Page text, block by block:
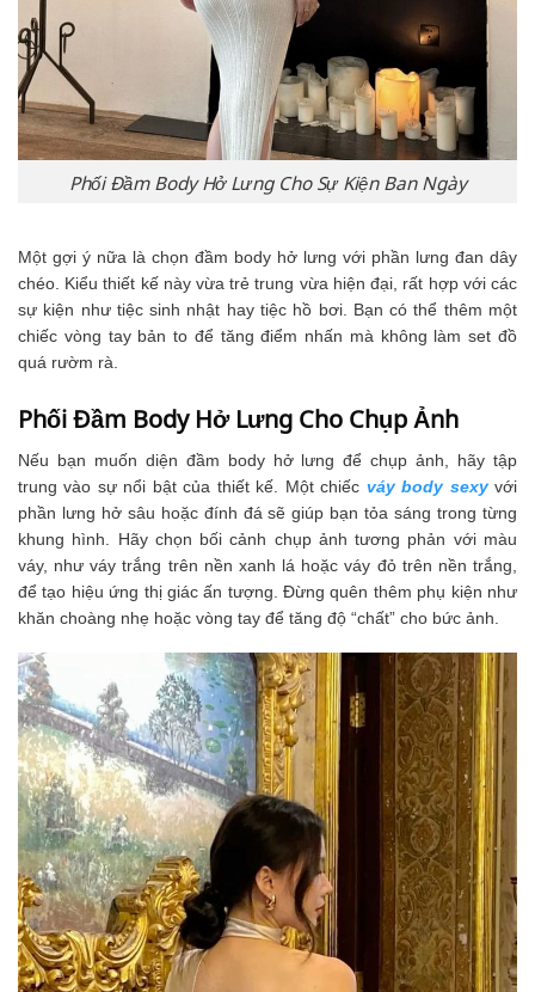
Phối Đầm Body Hở Lưng Cho Sự Kiện Ban Ngày
Một gợi ý nữa là chọn đầm body hở lưng với phần lưng đan dây
chéo. Kiểu thiết kế này vừa trẻ trung vừa hiện đại, rất hợp với các
sự kiện như tiệc sinh nhật hay tiệc hồ bơi. Bạn có thể thêm một
chiếc vòng tay bản to để tăng điểm nhấn mà không làm set đồ
quá rườm rà.
Phối Đầm Body Hở Lưng Cho Chụp Ảnh
Nếu bạn muốn diện đầm body hở lưng để chụp ảnh, hãy tập
trung vào sự nổi bật của thiết kế. Một chiếc váy body sexyvới
phần lưng hở sâu hoặc đính đá sẽ giúp bạn tỏa sáng trong từng
khung hình. Hãy chọn bối cảnh chụp ảnh tương phản với màu
váy, như váy trắng trên nền xanh lá hoặc váy đỏ trên nền trắng,
để tạo hiệu ứng thị giác ấn tượng. Đừng quên thêm phụ kiện như
khăn choàng nhẹ hoặc vòng tay để tăng độ “chất” cho bức ảnh.